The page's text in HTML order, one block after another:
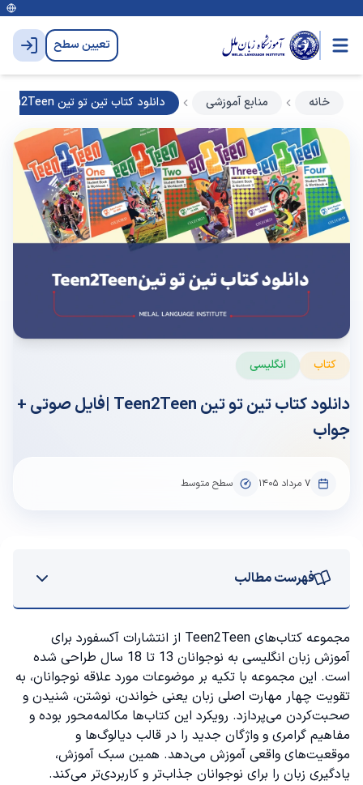
تعیین سطح
خانه منابع آموزشی دانلود کتاب تین تو تین Teen2Teen |فایل صوتی + جواب
کتاب انگلیسی
دانلود کتاب تین تو تین Teen2Teen |فایل صوتی +
جواب
۷ مرداد ۱۴۰۵ سطح متوسط
فهرست مطالب
معرفی مجموعه Teen2Teen
کتاب تین تو تین برای چه سطحی است؟
کتاب تین تو تین 1
فایل صوتی لیسنینگ‌های کتاب تین تو تین ۱
مجموعه کتاب‌های Teen2Teen از انتشارات آکسفورد برای
آموزش زبان انگلیسی
به نوجوانان 13 تا 18 سال طراحی شده
است. این مجموعه با تکیه بر موضوعات مورد علاقه نوجوانان، به
تقویت چهار مهارت اصلی زبان یعنی خواندن، نوشتن، شنیدن و
صحبت‌کردن می‌پردازد. رویکرد این کتاب‌ها مکالمه‌محور بوده و
مفاهیم گرامری و واژگان جدید را در قالب دیالوگ‌ها و
موقعیت‌های واقعی آموزش می‌دهد. همین سبک آموزش،
یادگیری زبان را برای نوجوانان جذاب‌تر و کاربردی‌تر می‌کند.